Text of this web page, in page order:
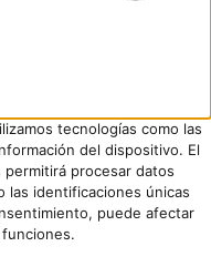
tecnologías como las
del dispositivo. El
procesar datos
las identificaciones únicas
puede afectar